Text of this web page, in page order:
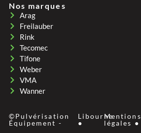
Nos marques
Arag
Freilauber
Rink
Tecomec
Tifone
Weber
VMA
Wanner
©Pulvérisation
Équipement -
Libourne
●
Mentions
légales ●